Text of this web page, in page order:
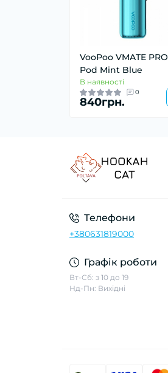
VooPoo VMATE PRO
Pod Mint Blue
В наявності
0
840грн.
Телефони
+380631819000
Графік роботи
Вт-Сб: з 10 до 19
Нд-Пн: Вихідні